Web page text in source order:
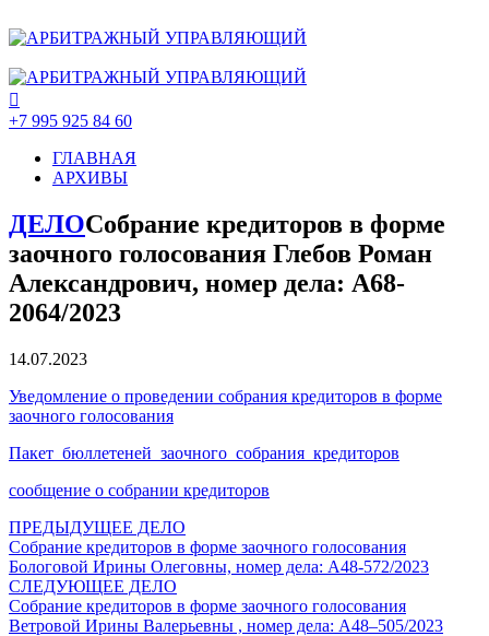
+7 995 925 84 60
ГЛАВНАЯ
АРХИВЫ
ДЕЛОСобрание кредиторов в форме
заочного голосования Глебов Роман
Александрович, номер дела: А68-
2064/2023
14.07.2023
Уведомление о проведении собрания кредиторов в форме
заочного голосования
Пакет_бюллетеней_заочного_собрания_кредиторов
сообщение о собрании кредиторов
ПРЕДЫДУЩЕЕ ДЕЛО
Собрание кредиторов в форме заочного голосования
Бологовой Ирины Олеговны, номер дела: А48-572/2023
СЛЕДУЮЩЕЕ ДЕЛО
Собрание кредиторов в форме заочного голосования
Ветровой Ирины Валерьевны , номер дела: А48–505/2023